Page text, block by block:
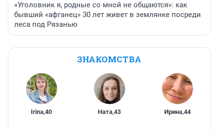
«Уголовник я, родные со мной не общаются»: как
бывший «афганец» 30 лет живет в землянке посреди
леса под Рязанью
ЗНАКОМСТВА
Irina,40 Ната,43 Ирина,44